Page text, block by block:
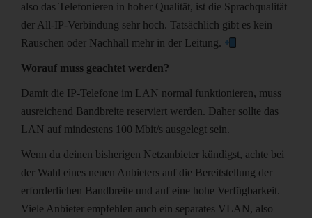
also das Telefonieren in hoher Qualität, ist die Sprachqualität
der All-IP-Verbindung sehr hoch. Tatsächlich gibt es kein
Rauschen oder Nachhall mehr in der Leitung.
Worauf muss geachtet werden?
Damit die IP-Telefone im LAN normal funktionieren, muss
ausreichend Bandbreite reserviert werden. Daher sollte das
LAN auf mindestens 100 Mbit/s ausgelegt sein.
Wenn du deinen bisherigen Netzanbieter kündigst, achte bei
der Wahl eines neuen Anbieters auf die Bereitstellung der
erforderlichen Bandbreite und auf eine hohe Verfügbarkeit.
Viele Anbieter empfehlen auch ein separates VLAN, also